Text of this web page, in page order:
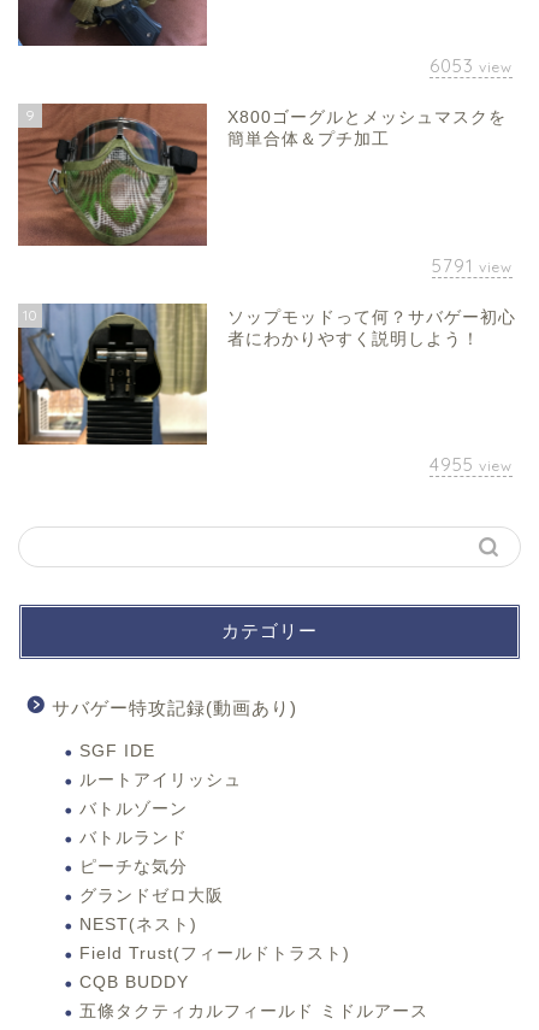
6053 view
9
X800ゴーグルとメッシュマスクを
簡単合体＆プチ加工
5791 view
10
ソップモッドって何？サバゲー初心
者にわかりやすく説明しよう！
4955 view
カテゴリー
サバゲー特攻記録(動画あり)
SGF IDE
ルートアイリッシュ
バトルゾーン
バトルランド
ピーチな気分
グランドゼロ大阪
NEST(ネスト)
Field Trust(フィールドトラスト)
CQB BUDDY
五條タクティカルフィールド ミドルアース